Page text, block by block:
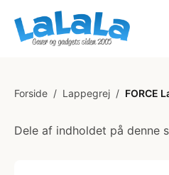
Forside / Lappegrej / FORCE
Dele af indholdet på denne